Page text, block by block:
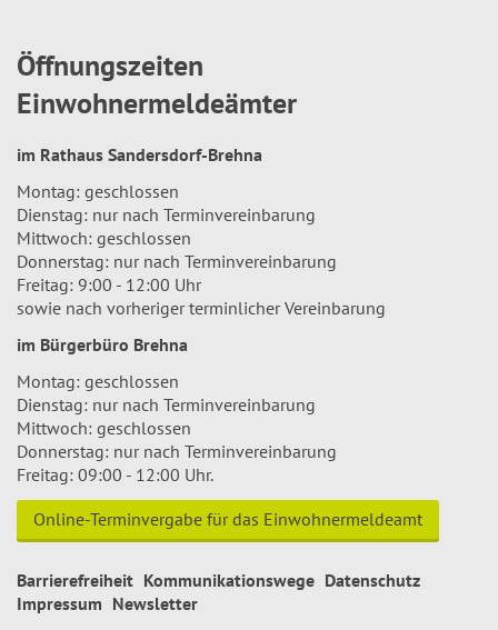
Öffnungszeiten
Einwohnermeldeämter
im Rathaus Sandersdorf-Brehna
Montag: geschlossen
Dienstag: nur nach Terminvereinbarung
Mittwoch: geschlossen
Donnerstag: nur nach Terminvereinbarung
Freitag: 9:00 - 12:00 Uhr
sowie nach vorheriger terminlicher Vereinbarung
im Bürgerbüro Brehna
Montag: geschlossen
Dienstag: nur nach Terminvereinbarung
Mittwoch: geschlossen
Donnerstag: nur nach Terminvereinbarung
Freitag: 09:00 - 12:00 Uhr.
Online-Terminvergabe für das Einwohnermeldeamt
Barrierefreiheit Kommunikationswege Datenschutz
Impressum Newsletter